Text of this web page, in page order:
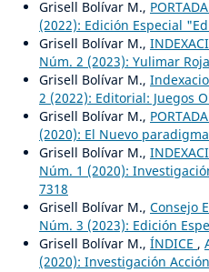
Grisell Bolívar M., PORTADA
(2022): Edición Especial
Grisell Bolívar M.,
Núm. 2 (2023): Yulimar
Grisell Bolívar M.,
2 (2022): Editorial: Juegos
Grisell Bolívar M., PORTADA
(2020): El Nuevo
Grisell Bolívar M.,
Núm. 1 (2020):
7318
Grisell Bolívar M., Consejo
Núm. 3 (2023): Edición
Grisell Bolívar M., ÍNDICE ,
(2020): Investigación